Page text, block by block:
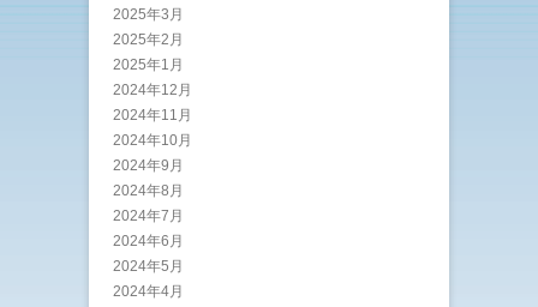
2025年3月
2025年2月
2025年1月
2024年12月
2024年11月
2024年10月
2024年9月
2024年8月
2024年7月
2024年6月
2024年5月
2024年4月